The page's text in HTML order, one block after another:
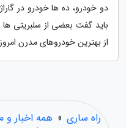
دو خودرو، ده ها خودرو در
باید گفت بعضی از سلبریتی
از بهترین خودروهای مدرن
راه ساری » همه اخبار و